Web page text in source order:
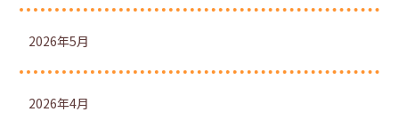
2026年5月
2026年4月